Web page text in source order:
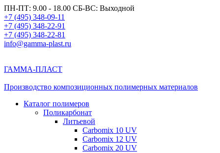
ПН-ПТ: 9.00 - 18.00 СБ-ВС: Выходной
+7 (495) 348-09-11
+7 (495) 348-22-91
+7 (495) 348-22-81
info@gamma-plast.ru
ГАММА-ПЛАСТ
Производство композиционных полимерных материалов
Каталог полимеров
Поликарбонат
Литьевой
Carbomix 10 UV
Carbomix 12 UV
Carbomix 20 UV